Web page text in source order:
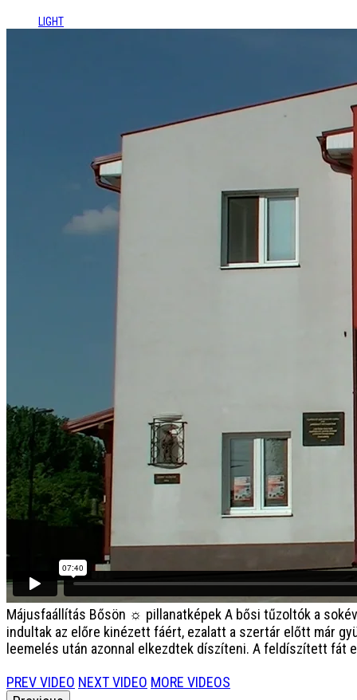
LIGHT
Májusfaállítás Bősön ☼ pillanatképekA bősi tűzoltók a
indultak az előre kinézett fáért, ezalatt a szertár előtt már
leemelés után azonnal elkezdtek díszíteni. A feldíszített fát
PREV VIDEO NEXT VIDEO MORE VIDEOS